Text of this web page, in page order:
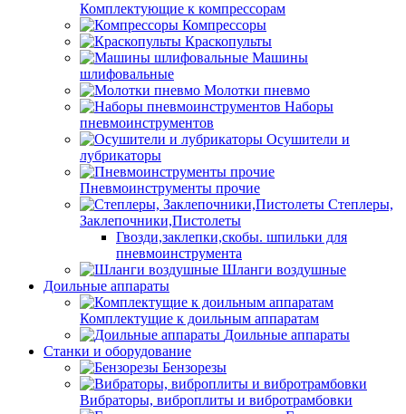
Комплектующие к компрессорам
Компрессоры
Краскопульты
Машины
шлифовальные
Молотки пневмо
Наборы
пневмоинструментов
Осушители и
лубрикаторы
Пневмоинструменты прочие
Степлеры,
Заклепочники,Пистолеты
Гвозди,заклепки,скобы. шпильки для
пневмоинструмента
Шланги воздушные
Доильные аппараты
Комплектущие к доильным аппаратам
Доильные аппараты
Станки и оборудование
Бензорезы
Вибраторы, виброплиты и вибротрамбовки